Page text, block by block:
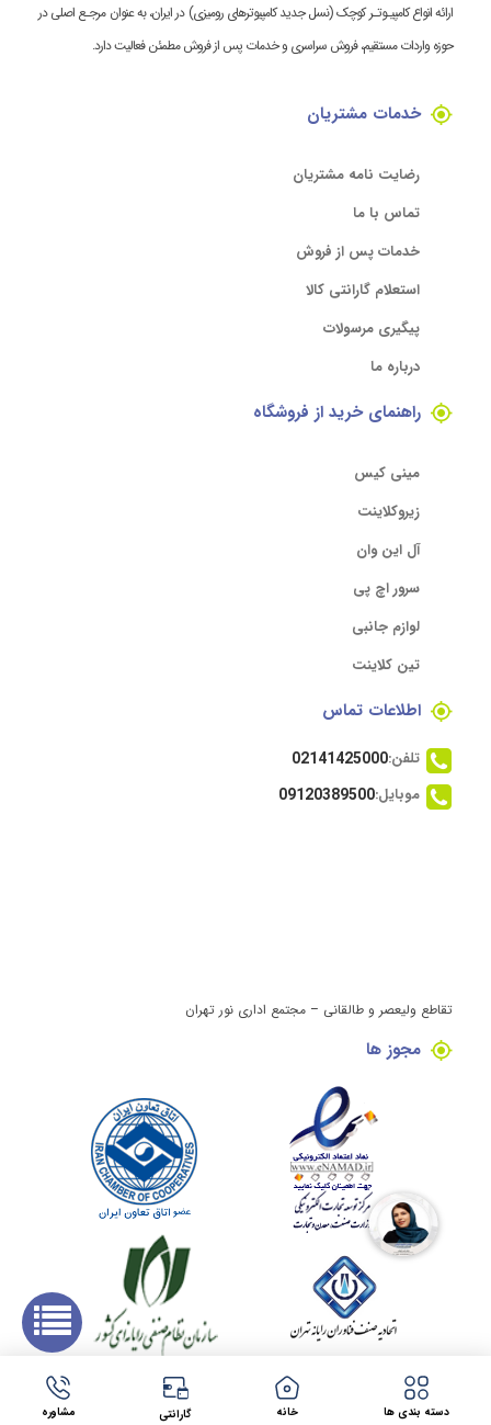
ارائه انواع کامپیـوتـر کوچک (نسل جدید کامپیوترهای رومیزی) در ایران، به عنوان مرجـع اصلی در
حوزه واردات مستقیم، فروش سراسری و خدمات پس از فروش مطمئن فعالیت دارد.
خدمات مشتریان
رضایت نامه مشتریان
تماس با ما
خدمات پس از فروش
استعلام گارانتی کالا
پیگیری مرسولات
درباره ما
راهنمای خرید از فروشگاه
مینی کیس
زیروکلاینت
آل این وان
سرور اچ پی
لوازم جانبی
تین کلاینت
اطلاعات تماس
تلفن:02141425000
موبایل:09120389500
تقاطع ولیعصر و طالقانی – مجتمع اداری نور تهران
مجوز ها
کلیه حقوق این وبسایت برای مینی کامپیوتر محفوظ می باشد.
طراحی سایت در مشهد
شرکت فراتک دسته بندی ها خانه گارانتی مشاوره